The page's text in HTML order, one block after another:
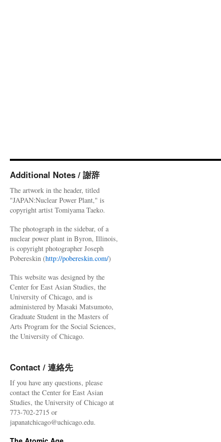
Additional Notes / 謝辞
The artwork in the header, titled
"JAPAN:Nuclear Power Plant," is
copyright artist Tomiyama Taeko.
The photograph in the sidebar, of a
nuclear power plant in Byron, Illinois,
is copyright photographer Joseph
Pobereskin (http://pobereskin.com/)
This website was designed by the
Center for East Asian Studies, the
University of Chicago, and is
administered by Masaki Matsumoto,
Graduate Student in the Masters of
Arts Program for the Social Sciences,
the University of Chicago.
Contact / 連絡先
If you have any questions, please
contact the Center for East Asian
Studies, the University of Chicago at
773-702-2715 or
japanatchicago@uchicago.edu.